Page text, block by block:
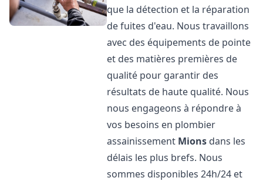
que la détection et la réparation
de fuites d'eau. Nous travaillons
avec des équipements de pointe
et des matières premières de
qualité pour garantir des
résultats de haute qualité. Nous
nous engageons à répondre à
vos besoins en plombier
assainissement Mions dans les
délais les plus brefs. Nous
sommes disponibles 24h/24 et